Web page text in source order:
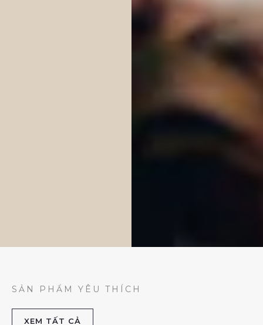
SẢN PHẨM YÊU THÍCH
XEM TẤT CẢ